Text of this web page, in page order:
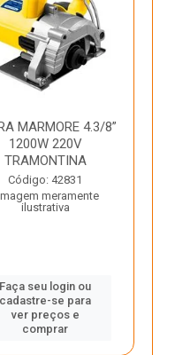
MARMORE 4.3/8”
1200W 220V
TRAMONTINA
Código: 42831
meramente
ilustrativa
Faça seu login ou
cadastre-se para
ver preços e
comprar